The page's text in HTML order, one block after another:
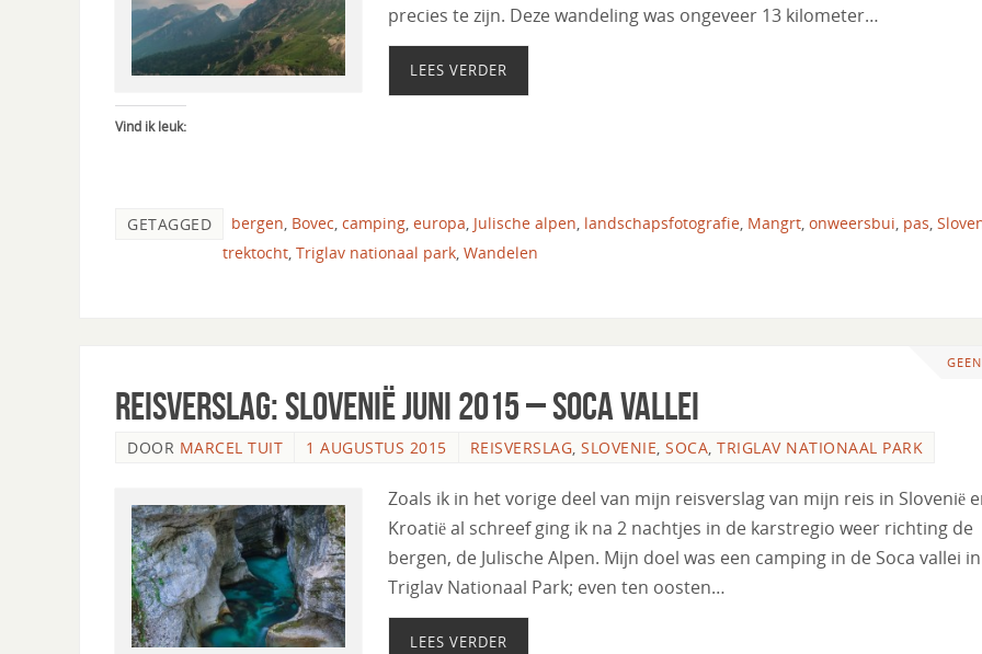
precies te zijn. Deze wandeling was ongeveer 13 kilometer…
LEES VERDER
Vind ik leuk:
GETAGGED bergen, Bovec, camping, europa, Julische alpen, landschapsfotografie, Mangrt, onweersbui, pas,
trektocht, Triglav nationaal park, Wandelen
Reisverslag: Slovenië Juni 2015 – Soca vallei
DOOR MARCEL TUIT 1 AUGUSTUS 2015 REISVERSLAG SLOVENIE SOCA TRIGLAV NATIONAAL PARK
Zoals ik in het vorige deel van mijn reisverslag van mijn reis in Slovenië
Kroatië al schreef ging ik na 2 nachtjes in de karstregio weer richting de
bergen, de Julische Alpen. Mijn doel was een camping in de Soca vallei
Triglav Nationaal Park; even ten oosten…
LEES VERDER